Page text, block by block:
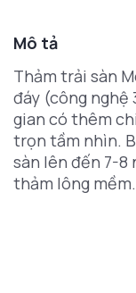
Mô tả
Thảm trải sàn
đáy (công nghệ
gian có thêm
trọn tầm nhìn.
sàn lên đến 7-8
thảm lông mềm.